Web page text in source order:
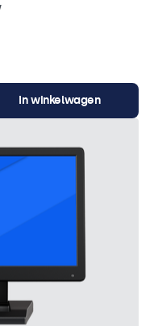
In winkelwagen